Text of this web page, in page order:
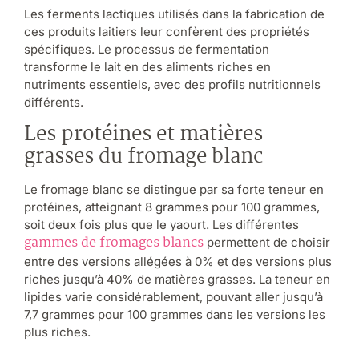
Les ferments lactiques utilisés dans la fabrication de
ces produits laitiers leur confèrent des propriétés
spécifiques. Le processus de fermentation
transforme le lait en des aliments riches en
nutriments essentiels, avec des profils nutritionnels
différents.
Les protéines et matières
grasses du fromage blanc
Le fromage blanc se distingue par sa forte teneur en
protéines, atteignant 8 grammes pour 100 grammes,
soit deux fois plus que le yaourt. Les différentes
gammes de fromages blancs permettent de choisir
entre des versions allégées à 0% et des versions plus
riches jusqu’à 40% de matières grasses. La teneur en
lipides varie considérablement, pouvant aller jusqu’à
7,7 grammes pour 100 grammes dans les versions les
plus riches.